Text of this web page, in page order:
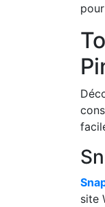
site